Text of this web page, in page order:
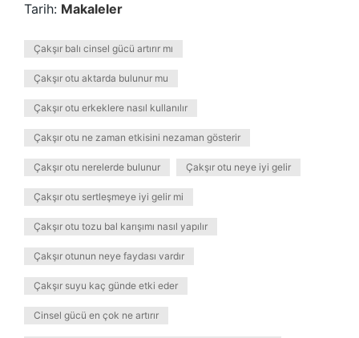
Tarih: Makaleler
Çakşır balı cinsel gücü artırır mı
Çakşır otu aktarda bulunur mu
Çakşır otu erkeklere nasıl kullanılır
Çakşır otu ne zaman etkisini nezaman gösterir
Çakşır otu nerelerde bulunur Çakşır otu neye iyi gelir
Çakşır otu sertleşmeye iyi gelir mi
Çakşır otu tozu bal karışımı nasıl yapılır
Çakşır otunun neye faydası vardır
Çakşır suyu kaç günde etki eder
Cinsel gücü en çok ne artırır